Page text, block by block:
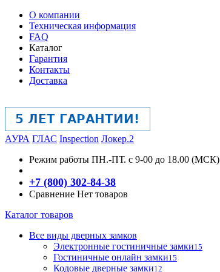
О компании
Техническая информация
FAQ
Каталог
Гарантия
Контакты
Доставка
АУРА ГЛАС Inspection Локер.2
Режим работы ПН.-ПТ. с 9-00 до 18.00 (МСК)
+7 (800) 302-84-38
Сравнение Нет товаров
Каталог товаров
Все виды дверных замков
Электронные гостиничные замки15
Гостиничные онлайн замки15
Кодовые дверные замки12